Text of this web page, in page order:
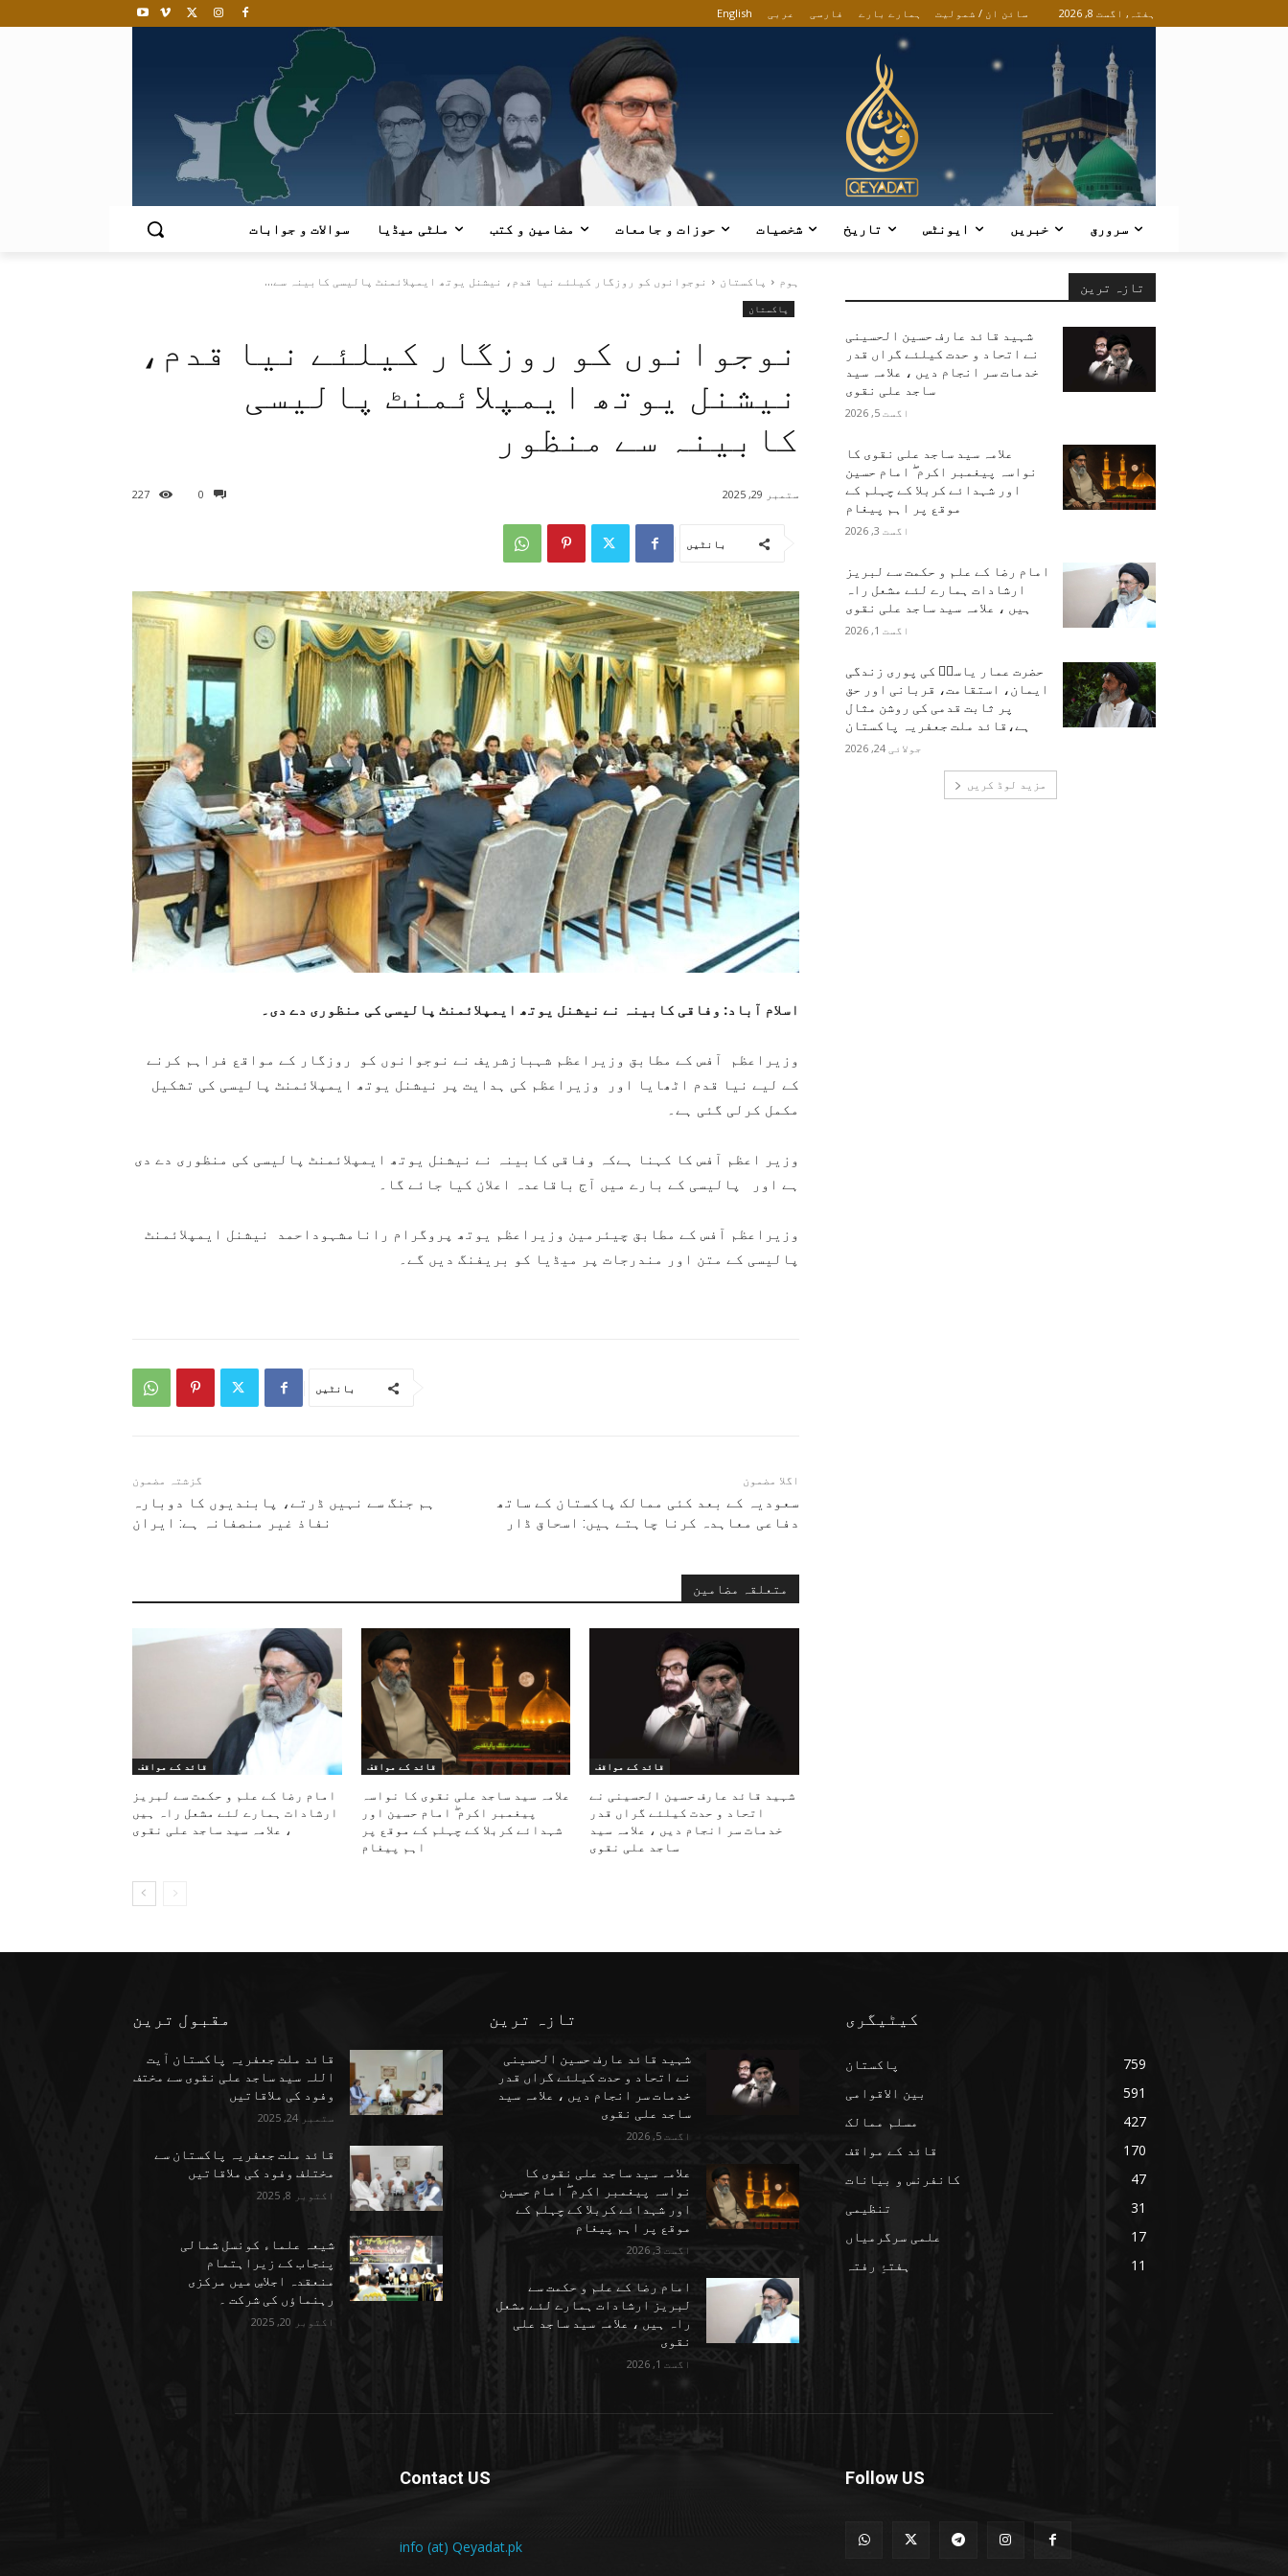
ہفتہ, اگست 8, 2026 سائن ان / شمولیت English عربی فارسی ہمارے بارے
سرورق خبریں ایونٹس تاریخ شخصیات حوزات و جامعات مضامین و کتب ملٹی میڈیا سوالات و جوابات
ہوم پاکستان نوجوانوں کو روزگار کیلئے نیا قدم، نیشنل یوتھ ایمپلائمنٹ پالیسی کابینہ سے...
پاکستان
نوجوانوں کو روزگار کیلئے نیا قدم،
نیشنل یوتھ ایمپلائمنٹ پالیسی
کابینہ سے منظور
0
227 ستمبر 29, 2025
بانٹیں
اسلام آباد: وفاقی کابینہ نے نیشنل یوتھ ایمپلائمنٹ پالیسی کی منظوری دے دی۔
وزیراعظم آفس کے مطابق وزیراعظم شہبازشریف نے نوجوانوں کو روزگار کے مواقع فراہم کرنے
کے لیے نیا قدم اٹھایا اور وزیراعظم کی ہدایت پر نیشنل یوتھ ایمپلائمنٹ پالیسی کی تشکیل
مکمل کرلی گئی ہے۔
وزیر اعظم آفس کا کہنا ہےکہ وفاقی کابینہ نے نیشنل یوتھ ایمپلائمنٹ پالیسی کی منظوری دے دی
ہے اور پالیسی کے بارے میں آج باقاعدہ اعلان کیا جائے گا۔
وزیراعظم آفس کے مطابق چیئرمین وزیراعظم یوتھ پروگرام رانامشہوداحمد نیشنل ایمپلائمنٹ
پالیسی کے متن اور مندرجات پر میڈیا کو بریفنگ دیں گے۔
بانٹیں
گزشتہ مضمون
ہم جنگ سے نہیں ڈرتے، پابندیوں کا دوبارہ
نفاذ غیر منصفانہ ہے: ایران
اگلا مضمون
سعودیہ کے بعد کئی ممالک پاکستان کے ساتھ
دفاعی معاہدہ کرنا چاہتے ہیں: اسحاق ڈار
متعلقہ مضامین
قائد کے مواقف
شہید قائد عارف حسین الحسینی نے
اتحاد و حدت کیلئے گراں قدر
خدمات سر انجام دیں ، علامہ سید
ساجد علی نقوی
قائد کے مواقف
علامہ سید ساجد علی نقوی کا نواسہ
پیغمبر اکرم ۖ امام حسین اور
شہدائے کربلا کے چہلم کے موقع پر
اہم پیغام
قائد کے مواقف
امام رضا کے علم و حکمت سے لبریز
ارشادات ہمارے لئے مشعل راہ ہیں
، علامہ سید ساجد علی نقوی
تازہ ترین
شہید قائد عارف حسین الحسینی
نے اتحاد و حدت کیلئے گراں قدر
خدمات سر انجام دیں ، علامہ سید
ساجد علی نقوی
اگست 5, 2026
علامہ سید ساجد علی نقوی کا
نواسہ پیغمبر اکرم ۖ امام حسین
اور شہدائے کربلا کے چہلم کے
موقع پر اہم پیغام
اگست 3, 2026
امام رضا کے علم و حکمت سے لبریز
ارشادات ہمارے لئے مشعل راہ
ہیں ، علامہ سید ساجد علی نقوی
اگست 1, 2026
حضرت عمار یاسرؑ کی پوری زندگی
ایمان، استقامت، قربانی اور حق
پر ثابت قدمی کی روشن مثال
ہے،قائد ملت جعفریہ پاکستان
جولائی 24, 2026
مزید لوڈ کریں
مقبول ترین
قائد ملت جعفریہ پاکستان آیت
اللہ سید ساجد علی نقوی سے مختف
وفود کی ملاقاتیں
ستمبر 24, 2025
قائد ملت جعفریہ پاکستان سے
مختلف وفود کی ملاقاتیں
اکتوبر 8, 2025
شیعہ علماء کونسل شمالی
پنجاب کے زیراہتمام
منعقدہ اجلاسِ میں مرکزی
رہنماؤں کی شرکت ۔
اکتوبر 20, 2025
تازہ ترین
شہید قائد عارف حسین الحسینی
نے اتحاد و حدت کیلئے گراں قدر
خدمات سر انجام دیں ، علامہ سید
ساجد علی نقوی
اگست 5, 2026
علامہ سید ساجد علی نقوی کا
نواسہ پیغمبر اکرم ۖ امام حسین
اور شہدائے کربلا کے چہلم کے
موقع پر اہم پیغام
اگست 3, 2026
امام رضا کے علم و حکمت سے
لبریز ارشادات ہمارے لئے مشعل
راہ ہیں ، علامہ سید ساجد علی
نقوی
اگست 1, 2026
کیٹیگری
پاکستان
759
بین الاقوامی
591
مسلم ممالک
427
قائد کے مواقف
170
کانفرنس و بیانات
47
تنظیمی
31
علمی سرگرمیاں
17
ہفتۂِ رفتہ
11
Contact US
info (at) Qeyadat.pk
Follow US